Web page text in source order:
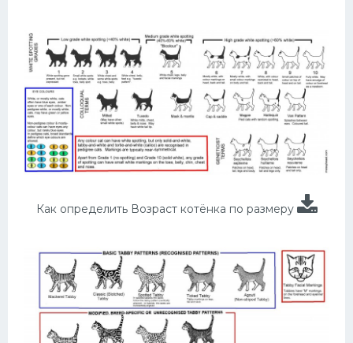
Как определить Возраст котёнка по размеру